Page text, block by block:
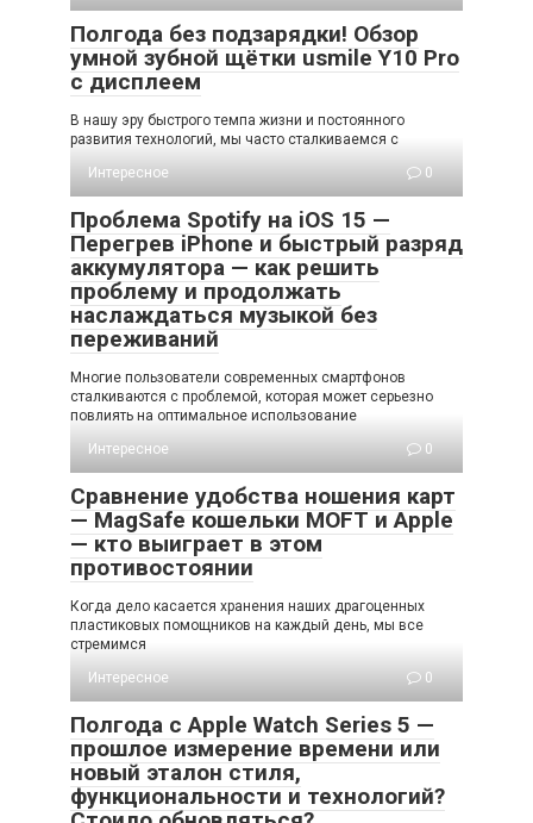
Полгода без подзарядки! Обзор
умной зубной щётки usmile Y10 Pro
с дисплеем
В нашу эру быстрого темпа жизни и постоянного
развития технологий, мы часто сталкиваемся с
Интересное
0
Проблема Spotify на iOS 15 —
Перегрев iPhone и быстрый разряд
аккумулятора — как решить
проблему и продолжать
наслаждаться музыкой без
переживаний
Многие пользователи современных смартфонов
сталкиваются с проблемой, которая может серьезно
повлиять на оптимальное использование
Интересное
0
Сравнение удобства ношения карт
— MagSafe кошельки MOFT и Apple
— кто выиграет в этом
противостоянии
Когда дело касается хранения наших драгоценных
пластиковых помощников на каждый день, мы все
стремимся
Интересное
0
Полгода с Apple Watch Series 5 —
прошлое измерение времени или
новый эталон стиля,
функциональности и технологий?